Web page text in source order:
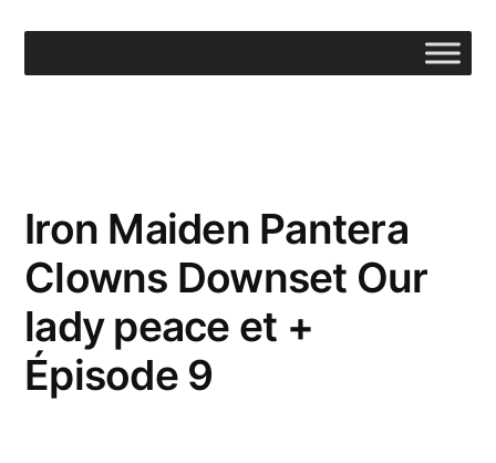
Iron Maiden Pantera
Clowns Downset Our
lady peace et +
Épisode 9